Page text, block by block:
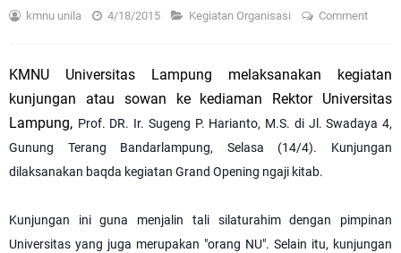
kmnu unila 4/18/2015 Kegiatan Organisasi Comment
KMNU Universitas Lampung melaksanakan kegiatan
kunjungan atau sowan ke kediaman Rektor Universitas
Lampung, Prof. DR. Ir. Sugeng P. Harianto, M.S. di Jl. Swadaya 4,
Gunung Terang Bandarlampung, Selasa (14/4). Kunjungan
dilaksanakan baqda kegiatan Grand Opening ngaji kitab.
Kunjungan ini guna menjalin tali silaturahim dengan pimpinan
Universitas yang juga merupakan "orang NU". Selain itu, kunjungan